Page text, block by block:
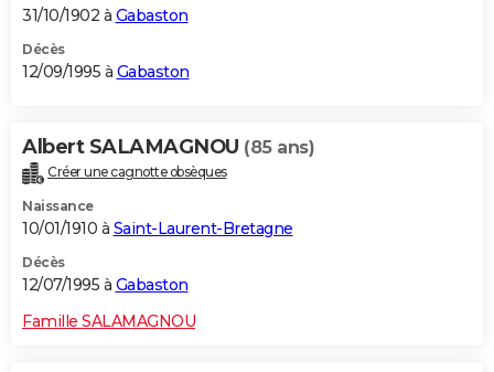
31/10/1902 à Gabaston
Décès
12/09/1995 à Gabaston
Albert SALAMAGNOU (85 ans)
Créer une cagnotte obsèques
Naissance
10/01/1910 à Saint-Laurent-Bretagne
Décès
12/07/1995 à Gabaston
Famille SALAMAGNOU